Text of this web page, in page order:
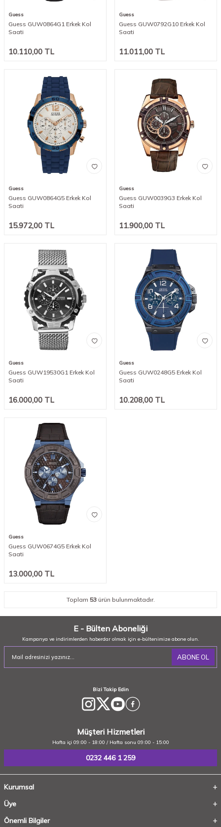
Guess
Guess GUW0864G1 Erkek Kol
Saati
10.110,00 TL
Guess
Guess GUW0792G10 Erkek Kol
Saati
11.011,00 TL
Guess
Guess GUW0864G5 Erkek Kol
Saati
15.972,00 TL
Guess
Guess GUW0039G3 Erkek Kol
Saati
11.900,00 TL
Guess
Guess GUW19530G1 Erkek Kol
Saati
16.000,00 TL
Guess
Guess GUW0248G5 Erkek Kol
Saati
10.208,00 TL
Guess
Guess GUW0674G5 Erkek Kol
Saati
13.000,00 TL
Toplam 53ürün bulunmaktadır.
E - Bülten Aboneliği
Kampanya ve indirimlerden haberdar olmak için e-bültenimize abone olun.
ABONE OL
Bizi Takip Edin
Müşteri Hizmetleri
Hafta içi 09:00 - 18:00 / Hafta sonu 09:00 - 15:00
0232 446 1 259
Kurumsal
Üye
Önemli Bilgiler